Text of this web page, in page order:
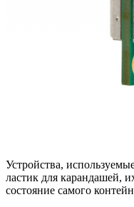
Устройства,
ластик для карандашей,
состояние самого